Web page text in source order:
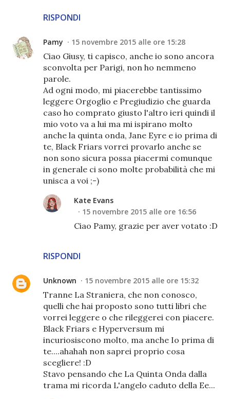
RISPONDI
Pamy 15 novembre 2015 alle ore 15:28
Ciao Giusy, ti capisco, anche io sono ancora
sconvolta per Parigi, non ho nemmeno
parole.
Ad ogni modo, mi piacerebbe tantissimo
leggere Orgoglio e Pregiudizio che guarda
caso ho comprato giusto l'altro ieri quindi il
mio voto va a lui ma mi ispirano molto
anche la quinta onda, Jane Eyre e io prima di
te, Black Friars vorrei provarlo anche se
non sono sicura possa piacermi comunque
in generale ci sono molte probabilità che mi
unisca a voi ;-)
RISPONDI
Kate Evans
15 novembre 2015 alle ore 16:56
Ciao Pamy, grazie per aver votato :D
Unknown 15 novembre 2015 alle ore 15:32
Tranne La Straniera, che non conosco,
quelli che hai proposto sono tutti libri che
vorrei leggere o che rileggerei con piacere.
Black Friars e Hyperversum mi
incuriosiscono molto, ma anche Io prima di
te....ahahah non saprei proprio cosa
scegliere! :D
Stavo pensando che La Quinta Onda dalla
trama mi ricorda L'angelo caduto della Ee...